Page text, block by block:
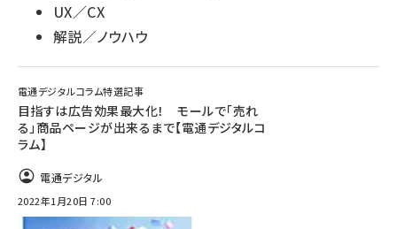
UX／CX
解説／ノウハウ
電通デジタルコラム特選記事
目指すは広告効果最大化！ モールで「売れ
る」商品ページが出来るまで【電通デジタルコ
ラム】
電通デジタル
2022年1月20日 7:00